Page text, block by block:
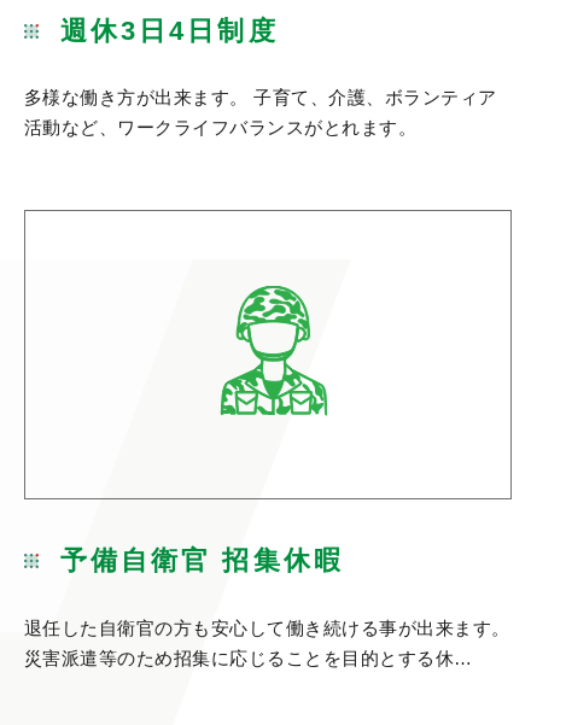
週休3日4日制度
多様な働き方が出来ます。 子育て、介護、ボランティア
活動など、ワークライフバランスがとれます。
予備自衛官 招集休暇
退任した自衛官の方も安心して働き続ける事が出来ます。
災害派遣等のため招集に応じることを目的とする休…